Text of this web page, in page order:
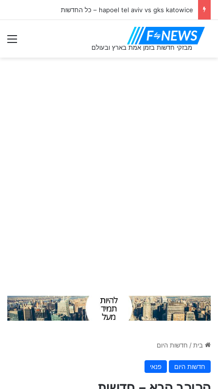
hapoel tel aviv vs gks katowice – כל החדשות
בית/ חדשות היום
חדשות היום פנאי